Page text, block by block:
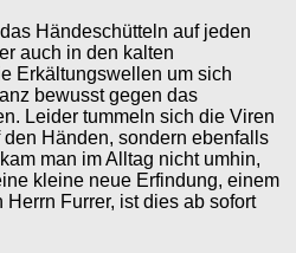
Händeschütteln auf jeden
auch in den kalten
Erkältungswellen um sich
bewusst gegen das
Leider tummeln sich die Viren
Händen, sondern ebenfalls
man im Alltag nicht umhin,
kleine neue Erfindung, einem
Furrer, ist dies ab sofort